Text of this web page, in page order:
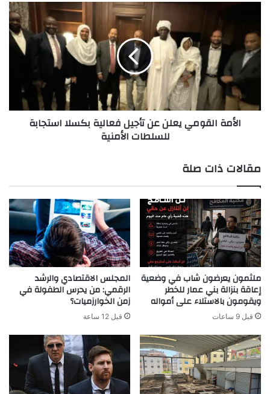
يعلن
عن
تأجيل
فعالية
استجابة
للسلطات
الأمة القومي يعلن عن تأجيل فعالية بكسلا استجابة
للسلطات الأمنية
مقالات ذات صلة
ملثمون يعرضون شاب في وضعية
إعاقة بنزالة بني عمار للخطر
ويقومون بالاستلاء على أمواله
قبل 9 ساعات
المجلس الاقتصادي والرشد
الرقمي: من يحرس الطفولة في
زمن الخوارزميات؟
قبل 12 ساعة